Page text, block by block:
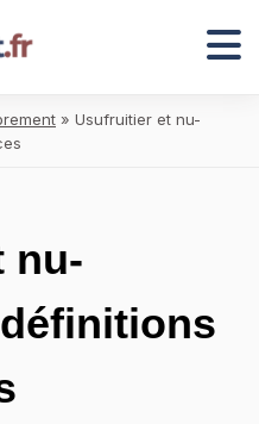
» Usufruitier et nu-
nu-